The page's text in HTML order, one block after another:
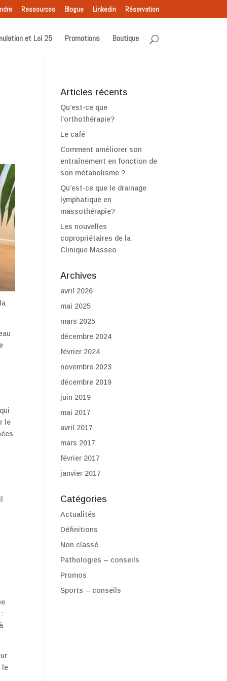
Ressources Blogue Linkedin Réservation
et Loi 25 Promotions Boutique
le
le
Articles récents
Qu’est-ce que
l’orthothérapie?
Le café
Comment améliorer son
entraînement en fonction de
son métabolisme ?
Qu’est-ce que le drainage
lymphatique en
massothérapie?
Les nouvelles
copropriétaires de la
Clinique Masseo
Archives
avril 2026
mai 2025
mars 2025
décembre 2024
février 2024
novembre 2023
décembre 2019
juin 2019
mai 2017
avril 2017
mars 2017
février 2017
janvier 2017
Catégories
Actualités
Définitions
Non classé
Pathologies – conseils
Promos
Sports – conseils